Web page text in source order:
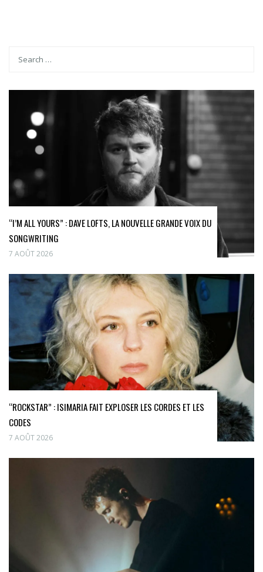
“I’M ALL YOURS” : DAVE LOFTS, LA NOUVELLE GRANDE VOIX DU
SONGWRITING
7 AOÛT 2026
“ROCKSTAR” : ISIMARIA FAIT EXPLOSER LES CORDES ET LES
CODES
7 AOÛT 2026